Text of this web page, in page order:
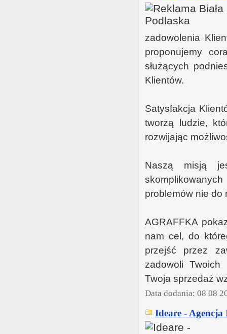
zadowolenia
proponujemy
służących
Klientów.
Satysfakcja
tworzą ludzie,
rozwijając
Naszą misją
problemów nie do
AGRAFFKA
nam cel, do
przejść przez
zadowoli Twoich
Twoja sprzedaż
Data dodania: 08 08
Ideare -